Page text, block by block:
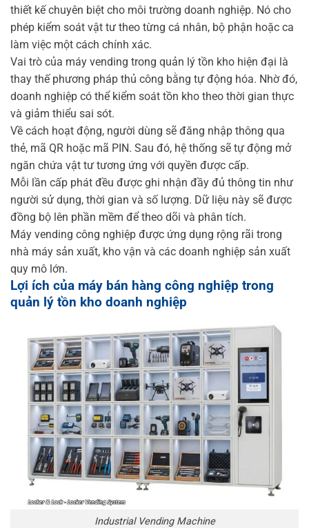
thiết kế chuyên biệt cho môi trường doanh nghiệp. Nó cho
phép kiểm soát vật tư theo từng cá nhân, bộ phận hoặc ca
làm việc một cách chính xác.
Vai trò của máy vending trong quản lý tồn kho hiện đại là
thay thế phương pháp thủ công bằng tự động hóa. Nhờ đó,
doanh nghiệp có thể kiểm soát tồn kho theo thời gian thực
và giảm thiểu sai sót.
Về cách hoạt động, người dùng sẽ đăng nhập thông qua
thẻ, mã QR hoặc mã PIN. Sau đó, hệ thống sẽ tự động mở
ngăn chứa vật tư tương ứng với quyền được cấp.
Mỗi lần cấp phát đều được ghi nhận đầy đủ thông tin như
người sử dụng, thời gian và số lượng. Dữ liệu này sẽ được
đồng bộ lên phần mềm để theo dõi và phân tích.
Máy vending công nghiệp được ứng dụng rộng rãi trong
nhà máy sản xuất, kho vận và các doanh nghiệp sản xuất
quy mô lớn.
Lợi ích của máy bán hàng công nghiệp trong
quản lý tồn kho doanh nghiệp
Industrial Vending Machine